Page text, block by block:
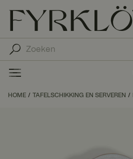
HOME TAFELSCHIKKING EN SERVEREN